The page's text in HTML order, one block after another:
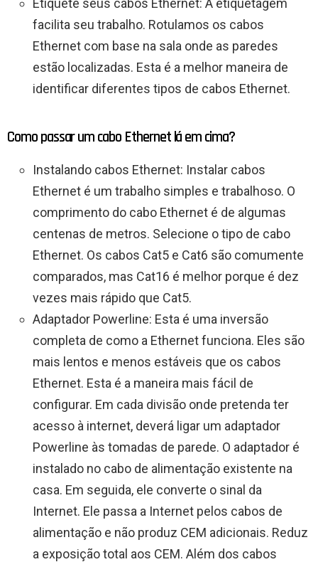
facilita seu trabalho. Rotulamos os cabos
Ethernet com base na sala onde as paredes
estão localizadas. Esta é a melhor maneira de
identificar diferentes tipos de cabos Ethernet.
Como passar um cabo Ethernet lá em cima?
Instalando cabos Ethernet: Instalar cabos
Ethernet é um trabalho simples e trabalhoso. O
comprimento do cabo Ethernet é de algumas
centenas de metros. Selecione o tipo de cabo
Ethernet. Os cabos Cat5 e Cat6 são comumente
comparados, mas Cat16 é melhor porque é dez
vezes mais rápido que Cat5.
Adaptador Powerline: Esta é uma inversão
completa de como a Ethernet funciona. Eles são
mais lentos e menos estáveis ​​que os cabos
Ethernet. Esta é a maneira mais fácil de
configurar. Em cada divisão onde pretenda ter
acesso à internet, deverá ligar um adaptador
Powerline às tomadas de parede. O adaptador é
instalado no cabo de alimentação existente na
casa. Em seguida, ele converte o sinal da
Internet. Ele passa a Internet pelos cabos de
alimentação e não produz CEM adicionais. Reduz
a exposição total aos CEM. Além dos cabos